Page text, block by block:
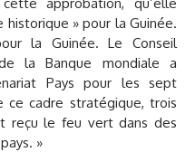
historique » pour la Guinée.
la Guinée. Le Conseil
la Banque mondiale a
Pays pour les sept
ce cadre stratégique, trois
reçu le feu vert dans des
»